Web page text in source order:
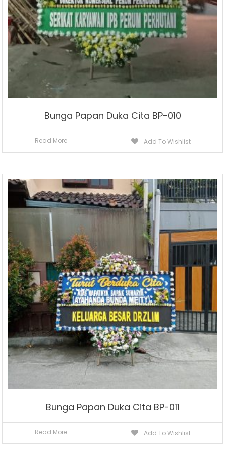
Bunga Papan Duka Cita BP-010
Read More Add To Wishlist
Bunga Papan Duka Cita BP-011
Read More Add To Wishlist